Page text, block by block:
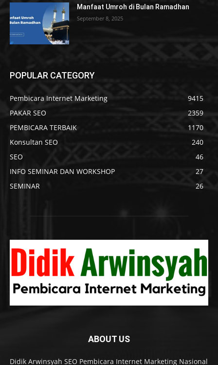
Manfaat Umroh di Bulan Ramadhan
September 8, 2025
POPULAR CATEGORY
Pembicara Internet Marketing
9415
PAKAR SEO
2359
PEMBICARA TERBAIK
1170
Konsultan SEO
240
SEO
46
INFO SEMINAR DAN WORKSHOP
27
SEMINAR
26
ABOUT US
Didik Arwinsyah SEO Pembicara Internet Marketing Nasional